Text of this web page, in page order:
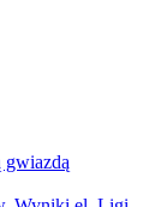
gwiazdą